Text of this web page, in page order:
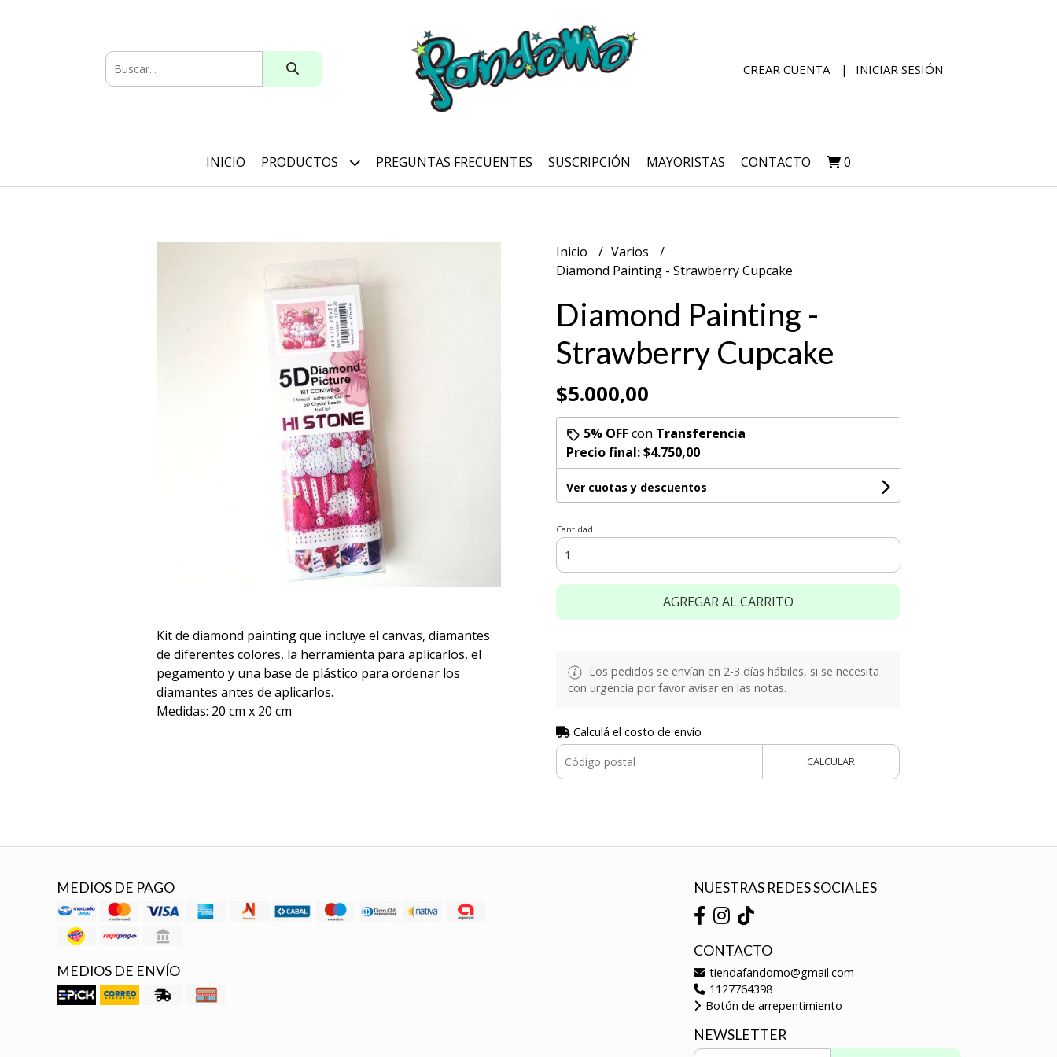
CREAR CUENTA INICIAR SESIÓN
INICIO PRODUCTOS PREGUNTAS FRECUENTES SUSCRIPCIÓN MAYORISTAS CONTACTO 0
Kit de diamond painting que incluye el canvas, diamantes
de diferentes colores, la herramienta para aplicarlos, el
pegamento y una base de plástico para ordenar los
diamantes antes de aplicarlos.
Medidas: 20 cm x 20 cm
Inicio
Varios
Diamond Painting - Strawberry Cupcake
Diamond Painting -
Strawberry Cupcake
$5.000,00
5% OFFcon Transferencia
Precio final:$4.750,00
Ver cuotas y descuentos
Cantidad
AGREGAR AL CARRITO
Los pedidos se envían en 2-3 días hábiles, si se necesita
con urgencia por favor avisar en las notas.
Calculá el costo de envío
CALCULAR
MEDIOS DE PAGO
MEDIOS DE ENVÍO
NUESTRAS REDES SOCIALES
CONTACTO
tiendafandomo@gmail.com
1127764398
Botón de arrepentimiento
NEWSLETTER